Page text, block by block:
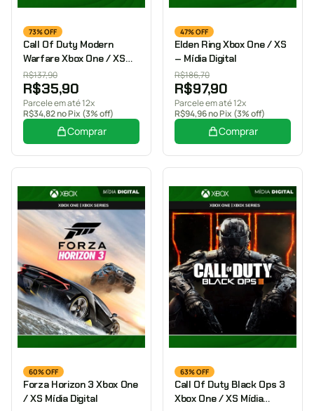
73% OFF
Call Of Duty Modern
Warfare Xbox One / XS
Mídia Digital
R$137,90
R$35,90
Parcele em até 12x
R$34,82no Pix (3% off)
Comprar
47% OFF
Elden Ring Xbox One / XS
– Mídia Digital
R$186,70
R$97,90
Parcele em até 12x
R$94,96no Pix (3% off)
Comprar
60% OFF
Forza Horizon 3 Xbox One
/ XS Mídia Digital
63% OFF
Call Of Duty Black Ops 3
Xbox One / XS Mídia